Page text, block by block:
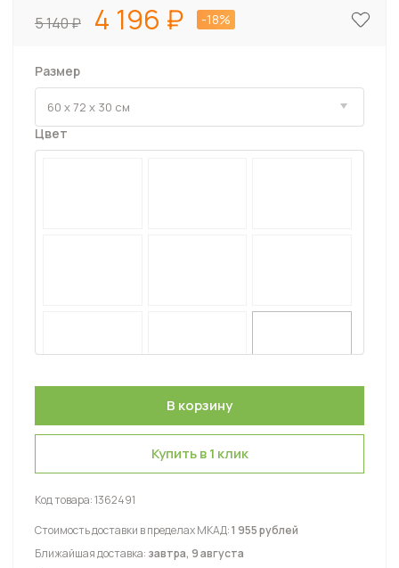
5 140 4 196 -18%
Размер
Цвет
Купить в 1 клик
Код товара:1362491
Стоимость доставки в пределах МКАД:1 955 рублей
Ближайшая доставка: завтра, 9 августа